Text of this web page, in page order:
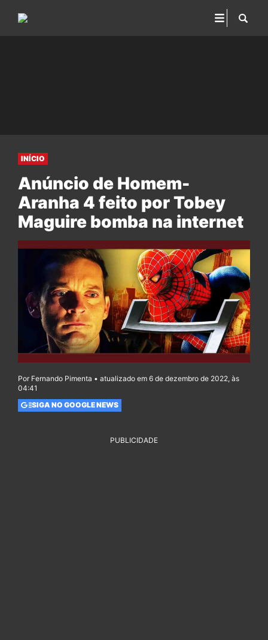
INÍCIO
Anúncio de Homem-
Aranha 4 feito por Tobey
Maguire bomba na internet
Por Fernando Pimenta • atualizado em 6 de dezembro de 2022, às
04:41
SIGA NO GOOGLE NEWS
PUBLICIDADE